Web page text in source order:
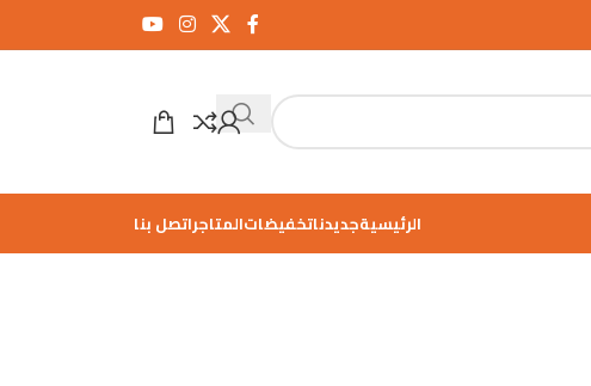
الرئيسيةجديدناتخفيضاتالمتاجراتصل بنا